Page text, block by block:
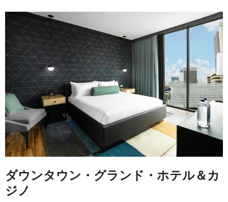
ダウンタウン・グランド・ホテル＆カ
ジノ